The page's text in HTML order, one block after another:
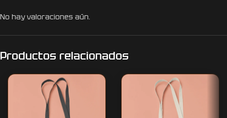
No hay valoraciones aún.
Productos relacionados